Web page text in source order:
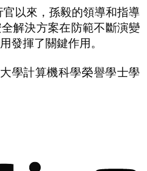
以來，孫毅的領導和指導
解決方案在防範不斷演變
發揮了關鍵作用。
學計算機科學榮譽學士學